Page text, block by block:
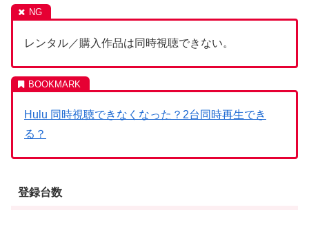
レンタル／購入作品は同時視聴できない。
Hulu 同時視聴できなくなった？2台同時再生でき
る？
登録台数